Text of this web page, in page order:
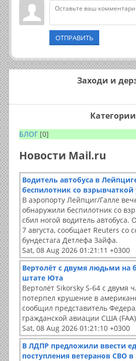
ОТПРАВИТЬ
Заходи и
Категории
БЛОГ [0]
Новости Mail.ru
Водитель автобуса в
беспилотник со
В аэропорту Лейпциг/Галле
обнаружили беспилотник со
сбил ногой водитель автобуса.
7 августа, сообщает Reuters со
бундестага Детлефа Зайфа.
Sat, 08 Aug 2026 01:21:11 +0300
Вертолёт с двумя людьми на
штате Юта
Вертолёт Sikorsky S-64 с двумя
потерпел крушение в
сообщил представитель
гражданской авиации США
Sat, 08 Aug 2026 01:21:10 +0300
В ЛДПР предложили ввести
поступления ветеранов СВО в